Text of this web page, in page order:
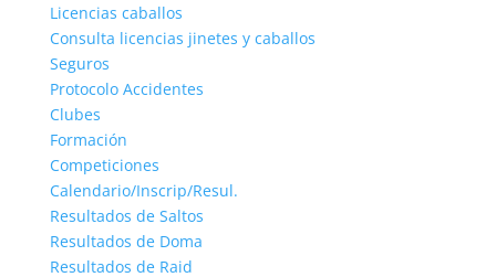
Licencias caballos
Consulta licencias jinetes y caballos
Seguros
Protocolo Accidentes
Clubes
Formación
Competiciones
Calendario/Inscrip/Resul.
Resultados de Saltos
Resultados de Doma
Resultados de Raid